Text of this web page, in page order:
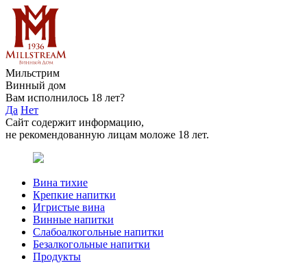
Мильстрим
Винный дом
Вам исполнилось 18 лет?
Да Нет
Сайт содержит информацию,
не рекомендованную лицам моложе 18 лет.
Вина тихие
Крепкие напитки
Игристые вина
Винные напитки
Слабоалкогольные напитки
Безалкогольные напитки
Продукты